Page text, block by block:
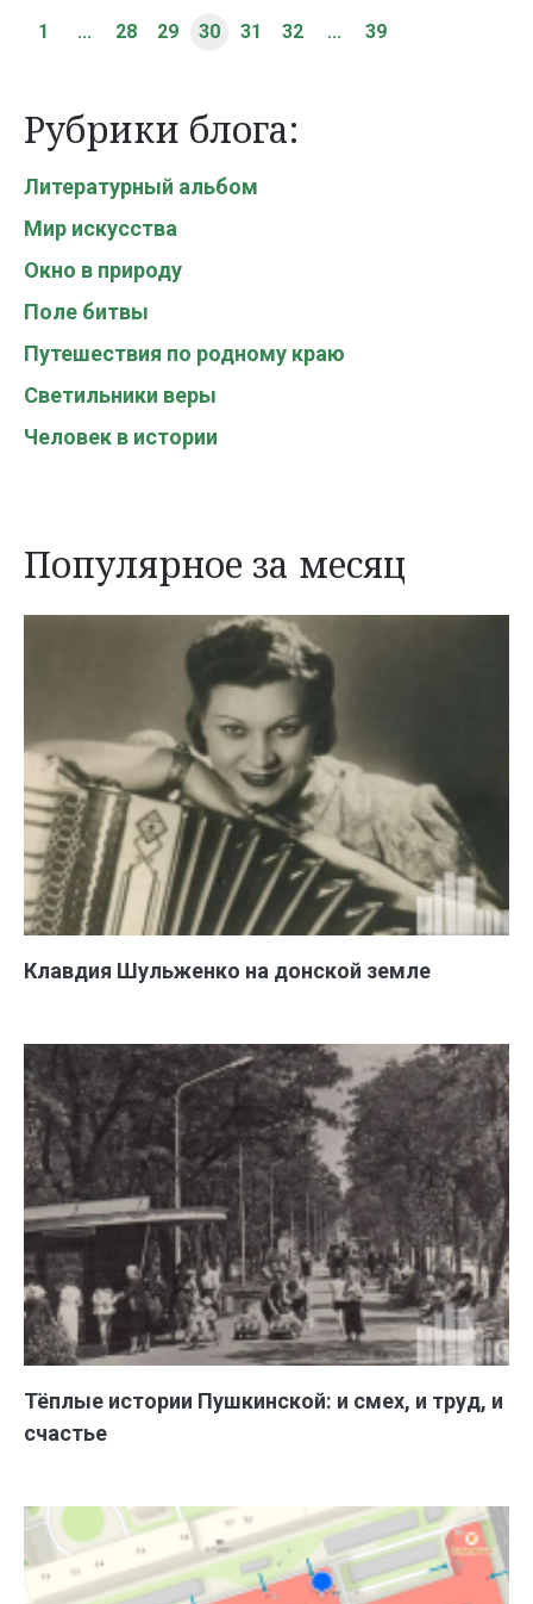
1 ... 28 29 30 31 32 ... 39
Рубрики блога:
Литературный альбом
Мир искусства
Окно в природу
Поле битвы
Путешествия по родному краю
Светильники веры
Человек в истории
Популярное за месяц
Клавдия Шульженко на донской земле
Тёплые истории Пушкинской: и смех, и труд, и
счастье